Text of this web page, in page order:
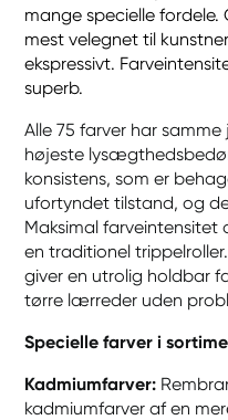
mange specielle fordele.
mest velegnet til
ekspressivt.
superb.
Alle 75 farver har
højeste
konsistens, som er
ufortyndet tilstand, og
Maksimal farveintensitet
en traditionel
giver en utrolig holdbar
tørre lærreder uden
Specielle farver i
Kadmiumfarver:
kadmiumfarver af en